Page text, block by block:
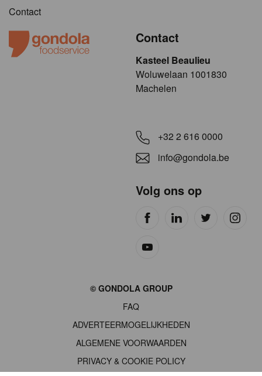
Contact
Contact
Kasteel Beaulieu
​​​Woluwelaan 1001830
Machelen
+32 2 616 0000
info@gondola.be
Volg ons op
© GONDOLA GROUP
FAQ
ADVERTEERMOGELIJKHEDEN
ALGEMENE VOORWAARDEN
PRIVACY & COOKIE POLICY